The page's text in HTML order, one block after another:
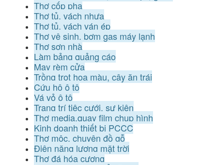
Thợ cốp pha
Thợ tủ, vách nhựa
Thợ tủ, vách ván ép
Thợ vệ sinh, bơm gas máy lạnh
Thợ sơn nhà
Làm bảng quảng cáo
May rèm cửa
Trồng trọt hoa màu, cây ăn trái
Cứu hộ ô tô
Vá vỏ ô tô
Trang trí tiệc cưới, sự kiện
Thợ media,quay film chụp hình
Kinh doanh thiết bị PCCC
Thợ mộc, chuyên đồ gỗ
Điện năng lượng mặt trời
Thợ đá hóa cương